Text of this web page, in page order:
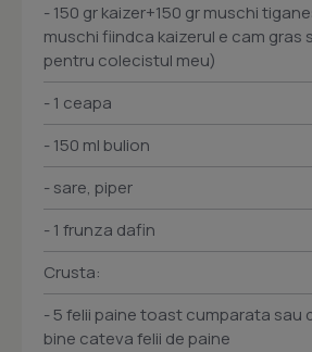
- 150 gr kaizer+150 gr muschi
muschi fiindca kaizerul e cam gras
pentru colecistul meu)
- 1 ceapa
- 150 ml bulion
- sare, piper
- 1 frunza dafin
Crusta:
- 5 felii paine toast cumparata sau
bine cateva felii de paine